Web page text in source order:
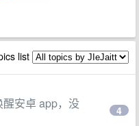
list
安卓 app，没
4